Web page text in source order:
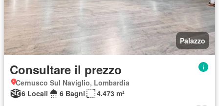
Palazzo
Consultare il prezzo
Cernusco Sul Naviglio, Lombardia
6 Locali
6 Bagni 4.473 m²